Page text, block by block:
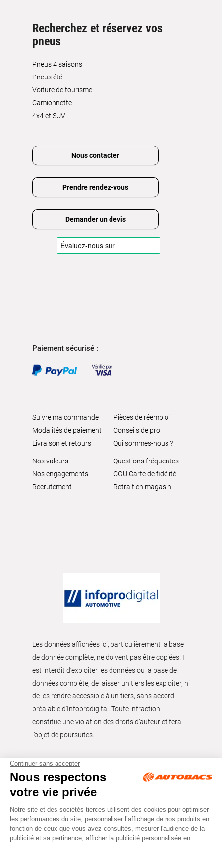
Recherchez et réservez vos
pneus
Pneus 4 saisons
Pneus été
Voiture de tourisme
Camionnette
4x4 et SUV
Nous contacter
Prendre rendez-vous
Demander un devis
Paiement sécurisé :
Suivre ma commande
Modalités de paiement
Livraison et retours
Pièces de réemploi
Conseils de pro
Qui sommes-nous ?
Nos valeurs
Nos engagements
Recrutement
Questions fréquentes
CGU Carte de fidélité
Retrait en magasin
Les données affichées ici, particulièrement la base
de donnée complète, ne doivent pas être copiées. Il
est interdit d’exploiter les données ou la base de
données complète, de laisser un tiers les exploiter, ni
de les rendre accessible à un tiers, sans accord
préalable d'Infoprodigital. Toute infraction
constitue une violation des droits d’auteur et fera
l’objet de poursuites.
Tous droits réservés © Autobacs